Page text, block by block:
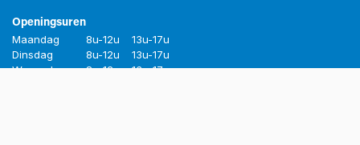
Openingsuren
Maandag 8u-12u
13u-17u
Dinsdag
8u-12u
13u-17u
Woensdag
8u-12u
13u-17u